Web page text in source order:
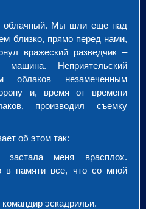
облачный. Мы шли еще над
близко, прямо перед нами,
вражеский разведчик –
машина. Неприятельский
облаков незамеченным
и, время от времени
производил съемку
об этом так:
застала меня врасплох.
памяти все, что со мной
эскадрильи.